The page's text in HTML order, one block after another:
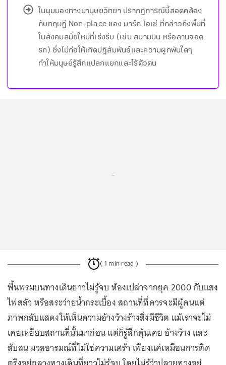
ในมุมมองทางมานุษยวิทยา ปรากฏการณ์นี้สอดคล้อง
กับทฤษฎี Non-place ของ มาร์ก โอเช่ ที่กล่าวถึงพื้นที่
ในสังคมสมัยใหม่ที่เร่งรีบ (เช่น สนามบิน หรือลานจอด
รถ) ซึ่งไม่ก่อให้เกิดปฏิสัมพันธ์และความผูกพันใดๆ
ทำให้มนุษย์รู้สึกแปลกแยกและไร้ตัวตน
...
( 1 min read )
พื้นพรมบนทางเดินยาวไม่รู้จบ ห้องเปล่าจากยุค 2000 กับแสง
ไฟสลัว หรือสระว่ายน้ำกระเบื้อง สถานที่ที่ควรจะมีผู้คนแต่
ภาพกลับแสดงให้เห็นความอ้างว้างร้างสิ่งมีชีวิต แม้เราจะไม่
เคยเหยียบสถานที่นั้นมาก่อน แต่ก็รู้สึกคุ้นเคย อ้างว้าง และ
สับสน มวลอารมณ์ที่ไม่ใช่ความเศร้า เพียงแค่เหมือนการติด